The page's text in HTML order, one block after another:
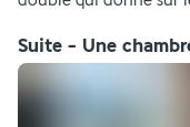
Suite - Une